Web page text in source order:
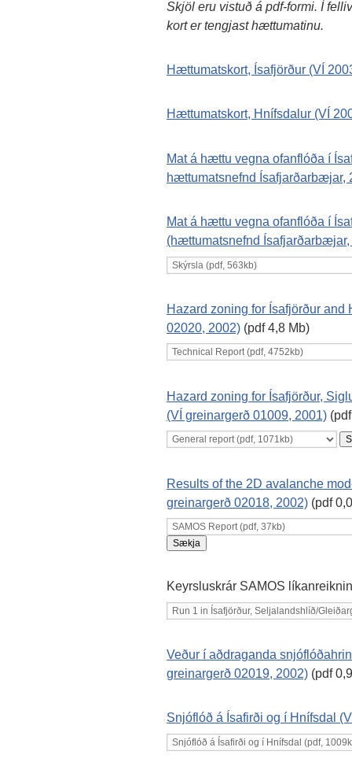
Skjöl eru vistuð á pdf-formi. Í
kort er tengjast hættumatinu.
Hættumatskort, Ísafjörður (VÍ
Hættumatskort, Hnífsdalur (VÍ
Mat á hættu vegna ofanflóða í
hættumatsnefnd Ísafjarðarbæjar,
Mat á hættu vegna ofanflóða í
(hættumatsnefnd Ísafjarðarbæjar,
Hazard zoning for Ísafjörður and
02020, 2002) (pdf 4,8 Mb)
Hazard zoning for Ísafjörður,
(VÍ greinargerð 01009, 2001)
Results of the 2D avalanche
greinargerð 02018, 2002) (pdf
Keyrsluskrár SAMOS
Veður í aðdraganda
greinargerð 02019, 2002) (pdf
Snjóflóð á Ísafirði og í Hnífsdal